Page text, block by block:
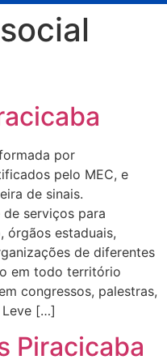
por
pelo MEC, e
de sinais.
serviços para
órgãos estaduais,
de diferentes
em todo território
congressos, palestras,
Leve […]
Piracicaba